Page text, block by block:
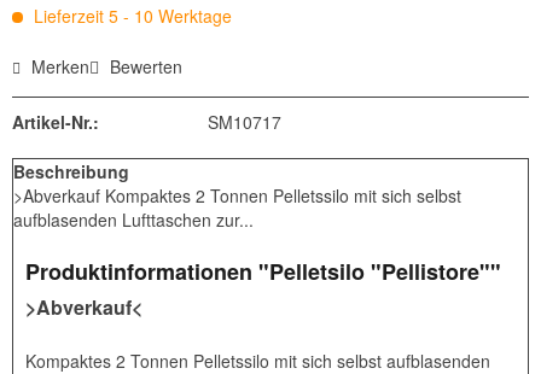
Lieferzeit 5 - 10 Werktage
Merken Bewerten
Artikel-Nr.: SM10717
Beschreibung
>Abverkauf Kompaktes 2 Tonnen Pelletssilo mit sich selbst
aufblasenden Lufttaschen zur...
Produktinformationen "Pelletsilo "Pellistore""
>Abverkauf<
Kompaktes 2 Tonnen Pelletssilo mit sich selbst aufblasenden